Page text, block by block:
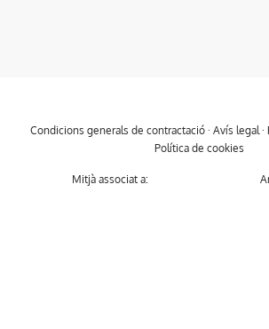
Condicions generals de contractació· Avís legal ·
Política de cookies
Mitjà associat a: